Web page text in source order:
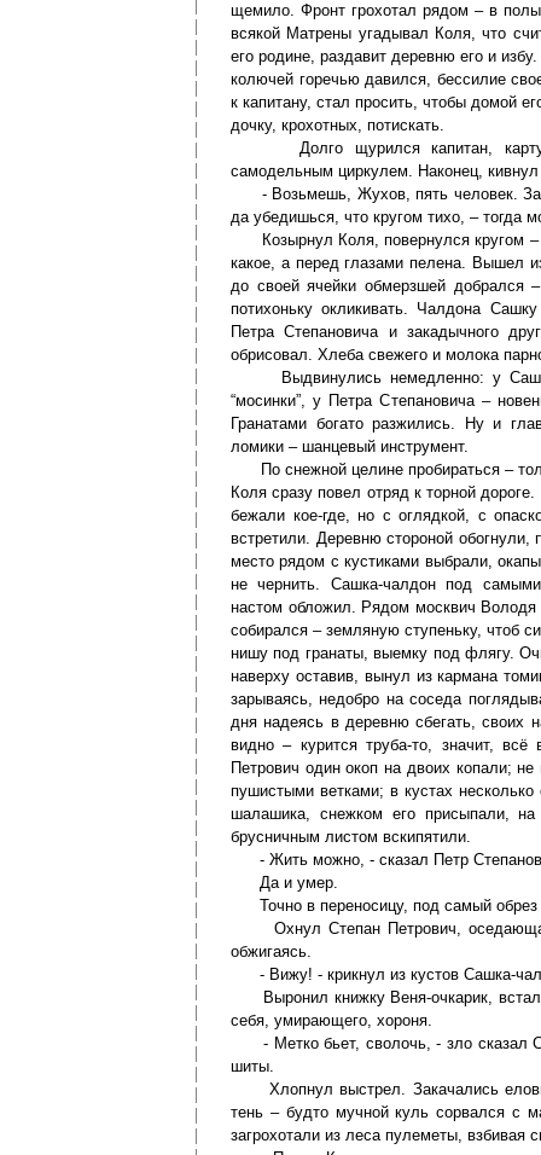
щемило. Фронт грохотал рядом – в
всякой Матрены угадывал Коля, что
его родине, раздавит деревню его и
колючей горечью давился, бессилие
к капитану, стал просить, чтобы домой
дочку, крохотных, потискать.
Долго щурился капитан, карту
самодельным циркулем. Наконец,
- Возьмешь, Жухов, пять человек.
да убедишься, что кругом тихо, – тогда
Козырнул Коля, повернулся кругом –
какое, а перед глазами пелена. Вышел
до своей ячейки обмерзшей добрался
потихоньку окликивать. Чалдона
Петра Степановича и закадычного
обрисовал. Хлеба свежего и молока
Выдвинулись немедленно: у
“мосинки”, у Петра Степановича –
Гранатами богато разжились. Ну и
ломики – шанцевый инструмент.
По снежной целине пробираться –
Коля сразу повел отряд к торной
бежали кое-где, но с оглядкой, с
встретили. Деревню стороной обогнули,
место рядом с кустиками выбрали,
не чернить. Сашка-чалдон под
настом обложил. Рядом москвич Володя
собирался – земляную ступеньку, чтоб
нишу под гранаты, выемку под флягу.
наверху оставив, вынул из кармана
зарываясь, недобро на соседа
дня надеясь в деревню сбегать, своих
видно – курится труба-то, значит,
Петрович один окоп на двоих копали;
пушистыми ветками; в кустах
шалашика, снежком его присыпали,
брусничным листом вскипятили.
- Жить можно, - сказал Петр
Да и умер.
Точно в переносицу, под самый обрез
Охнул Степан Петрович, оседающая
обжигаясь.
- Вижу! - крикнул из кустов Сашка-
Выронил книжку Веня-очкарик, встал
себя, умирающего, хороня.
- Метко бьет, сволочь, - зло сказал
шиты.
Хлопнул выстрел. Закачались
тень – будто мучной куль сорвался с
загрохотали из леса пулеметы, взбивая